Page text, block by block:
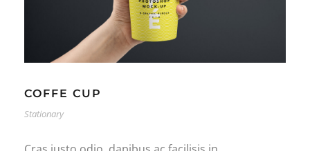
COFFE CUP
Stationary